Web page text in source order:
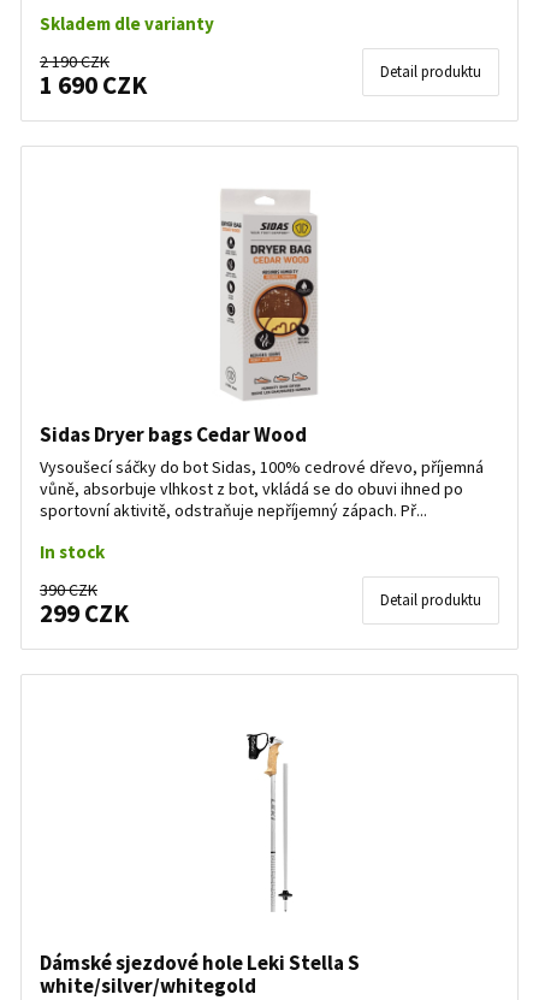
Skladem dle varianty
2 190 CZK
1 690 CZK Detail produktu
Sidas Dryer bags Cedar Wood
Vysoušecí sáčky do bot Sidas, 100% cedrové dřevo, příjemná
vůně, absorbuje vlhkost z bot, vkládá se do obuvi ihned po
sportovní aktivitě, odstraňuje nepříjemný zápach. Př...
In stock
390 CZK
299 CZK Detail produktu
Dámské sjezdové hole Leki Stella S
white/silver/whitegold